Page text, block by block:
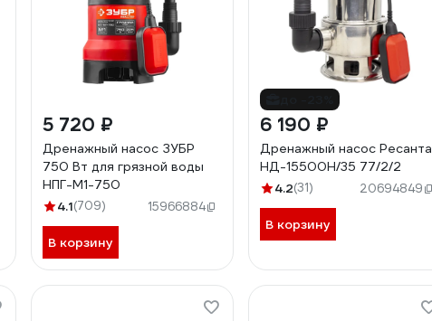
5 720 ₽
Дренажный насос ЗУБР
750 Вт для грязной воды
НПГ-М1-750
4.1(709) 15966884
В корзину
6 190 ₽
Дренажный насос Ресанта
НД-15500Н/35 77/2/2
4.2(31) 20694849
В корзину